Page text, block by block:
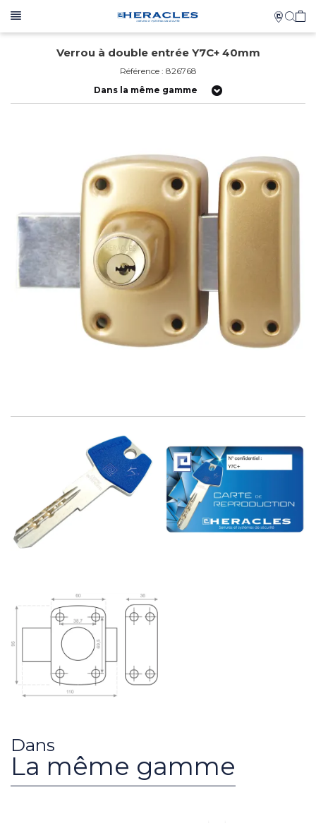
Verrou à double entrée Y7C+ 40mm
Référence : 826768
Dans la même gamme
Dans
La même gamme